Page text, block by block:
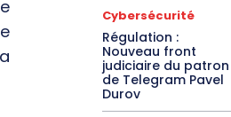
Cybersécurité
Régulation :
Nouveau front
judiciaire du patron
de Telegram Pavel
Durov